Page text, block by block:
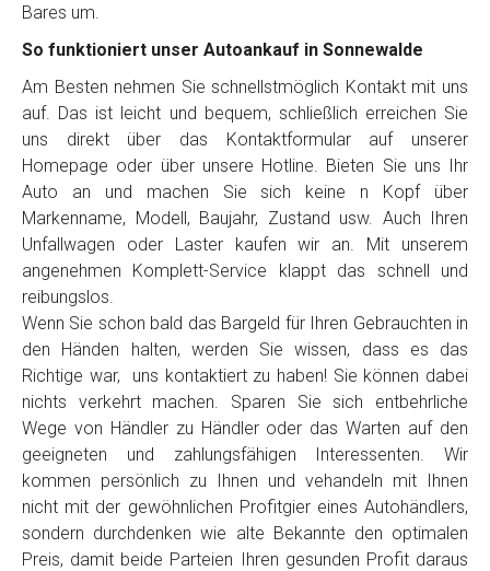
Bares um.
So funktioniert unser Autoankauf in Sonnewalde
Am Besten nehmen Sie schnellstmöglich Kontakt mit uns
auf. Das ist leicht und bequem, schließlich erreichen Sie
uns direkt über das Kontaktformular auf unserer
Homepage oder über unsere Hotline. Bieten Sie uns Ihr
Auto an und machen Sie sich keine n Kopf über
Markenname, Modell, Baujahr, Zustand usw. Auch Ihren
Unfallwagen oder Laster kaufen wir an. Mit unserem
angenehmen Komplett-Service klappt das schnell und
reibungslos.
Wenn Sie schon bald das Bargeld für Ihren Gebrauchten in
den Händen halten, werden Sie wissen, dass es das
Richtige war, uns kontaktiert zu haben! Sie können dabei
nichts verkehrt machen. Sparen Sie sich entbehrliche
Wege von Händler zu Händler oder das Warten auf den
geeigneten und zahlungsfähigen Interessenten. Wir
kommen persönlich zu Ihnen und vehandeln mit Ihnen
nicht mit der gewöhnlichen Profitgier eines Autohändlers,
sondern durchdenken wie alte Bekannte den optimalen
Preis, damit beide Parteien Ihren gesunden Profit daraus